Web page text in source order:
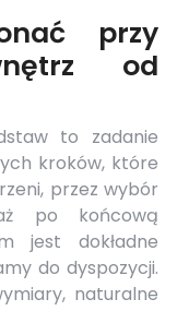
przy
od
to zadanie
kroków, które
przez wybór
po końcową
jest dokładne
do dyspozycji.
naturalne